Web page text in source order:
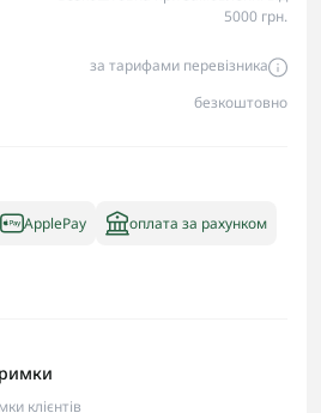
5000 грн.
за тарифами перевізника
безкоштовно
ApplePay оплата за рахунком
клієнтів